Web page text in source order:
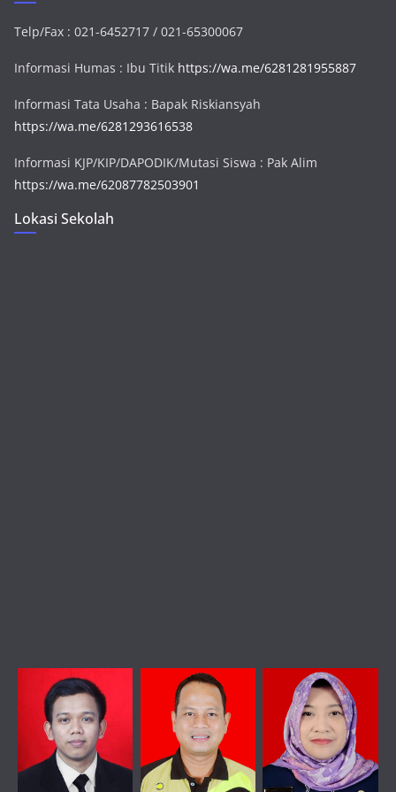
Telp/Fax : 021-6452717 / 021-65300067
Informasi Humas : Ibu Titik https://wa.me/6281281955887
Informasi Tata Usaha : Bapak Riskiansyah
https://wa.me/6281293616538
Informasi KJP/KIP/DAPODIK/Mutasi Siswa : Pak Alim
https://wa.me/62087782503901
Lokasi Sekolah